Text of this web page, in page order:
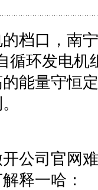
档口，南
循环发电机
能量守恒
公司官网
释一哈：